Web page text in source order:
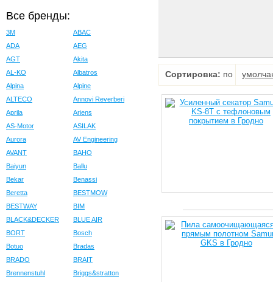
Все бренды:
3M
ABAC
ADA
AEG
AGT
Akita
AL-KO
Albatros
Alpina
Alpine
ALTECO
Annovi Reverberi
Aprila
Ariens
AS-Motor
ASILAK
Aurora
AV Engineering
AVANT
BAHO
Baiyun
Ballu
Bekar
Benassi
Beretta
BESTMOW
BESTWAY
BIM
BLACK&DECKER
BLUE AIR
BORT
Bosch
Botuo
Bradas
BRADO
BRAIT
Brennenstuhl
Briggs&stratton
Сортировка: по